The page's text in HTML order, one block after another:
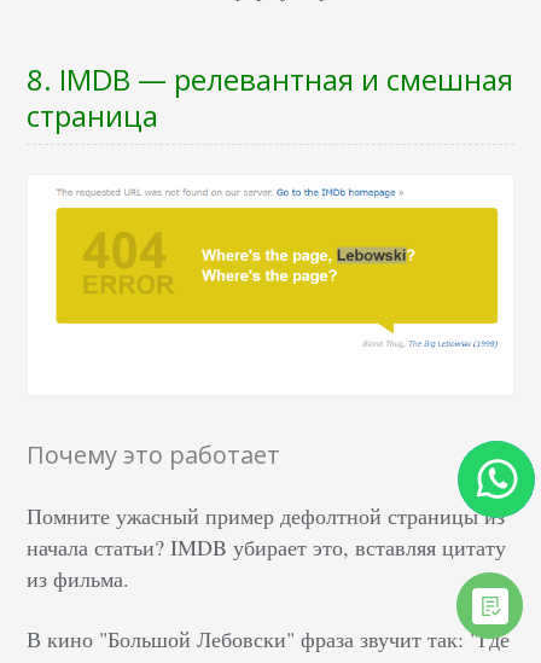
8. IMDB — релевантная и смешная
страница
Почему это работает
Помните ужасный пример дефолтной страницы из
начала статьи? IMDB убирает это, вставляя цитату
из фильма.
В кино "Большой Лебовски" фраза звучит так: "Где